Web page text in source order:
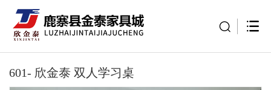
601- 欣金泰 双人学习桌